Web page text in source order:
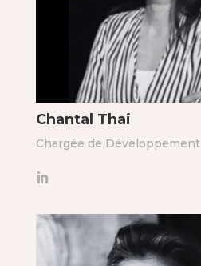
Chantal Thai
Chargée de Développement